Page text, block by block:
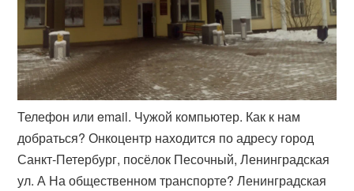
Телефон или email. Чужой компьютер. Как к нам
добраться? Онкоцентр находится по адресу город
Санкт-Петербург, посёлок Песочный, Ленинградская
ул. А На общественном транспорте? Ленинградская